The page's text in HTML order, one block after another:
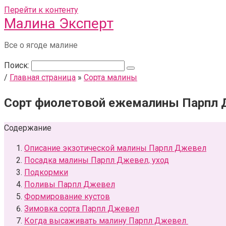
Перейти к контенту
Малина Эксперт
Все о ягоде малине
Поиск:
/ Главная страница » Сорта малины
Сорт фиолетовой ежемалины Парпл
Содержание
Описание экзотической малины Парпл Джевел
Посадка малины Парпл Джевел, уход
Подкормки
Поливы Парпл Джевел
Формирование кустов
Зимовка сорта Парпл Джевел
Когда высаживать малину Парпл Джевел